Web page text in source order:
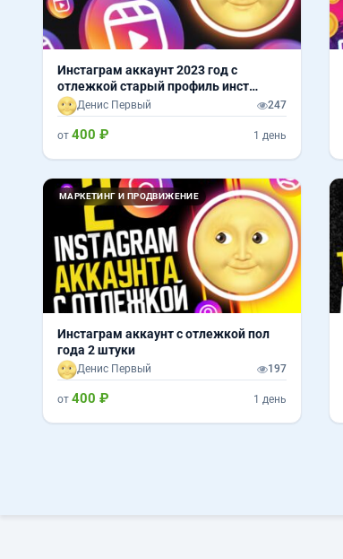
Инстаграм аккаунт 2023 год с
отлежкой старый профиль инст
instagram
Денис Первый 247
от 400 ₽ 1 день
МАРКЕТИНГ И ПРОДВИЖЕНИЕ
Инстаграм аккаунт с отлежкой пол
года 2 штуки
Денис Первый 197
от 400 ₽ 1 день